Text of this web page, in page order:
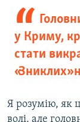
у Криму,
стати
«Зниклих»
Я розумію, як
волі, але